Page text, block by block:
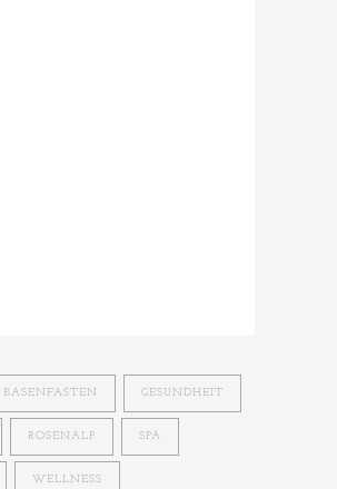
BASENFASTEN GESUNDHEIT
ROSENALP SPA
WELLNESS